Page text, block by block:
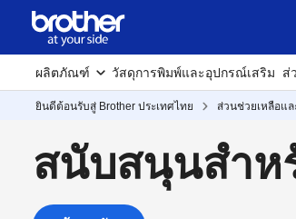
ผลิตภัณฑ์ วัสดุการพิมพ์และอุปกรณ์เสริม ส่
ยินดีต้อนรับสู่ Brother ประเทศไทย ส่วนช่วยเหลือแ
สนับสนุนสำห